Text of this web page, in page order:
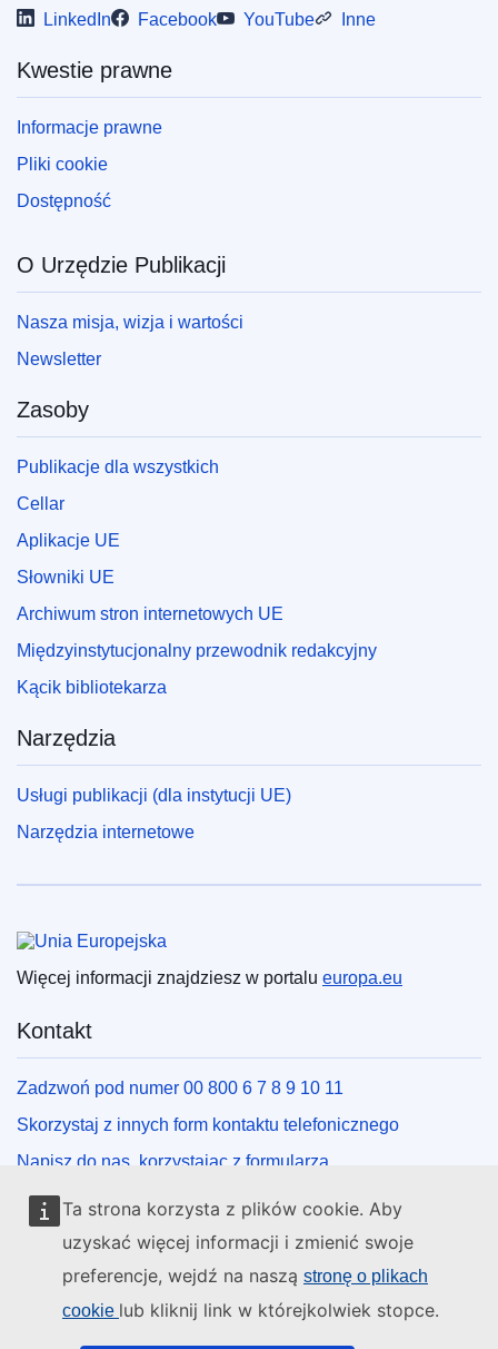
Ta strona korzysta z plików cookie. Aby
uzyskać więcej informacji i zmienić swoje
preferencje, wejdź na naszą stronę o plikach
cookie lub kliknij link w którejkolwiek stopce.
LinkedIn Facebook YouTube Inne
Kwestie prawne
Informacje prawne
Pliki cookie
Dostępność
O Urzędzie Publikacji
Nasza misja, wizja i wartości
Newsletter
Zasoby
Publikacje dla wszystkich
Cellar
Aplikacje UE
Słowniki UE
Archiwum stron internetowych UE
Międzyinstytucjonalny przewodnik redakcyjny
Kącik bibliotekarza
Narzędzia
Usługi publikacji (dla instytucji UE)
Narzędzia internetowe
Więcej informacji znajdziesz w portalu europa.eu
Kontakt
Zadzwoń pod numer 00 800 6 7 8 9 10 11
Skorzystaj z innych form kontaktu telefonicznego
Napisz do nas, korzystając z formularza
Spotkaj się z nami w lokalnym punkcie UE
Media społecznościowe
Obserwuj UE w mediach społecznościowych